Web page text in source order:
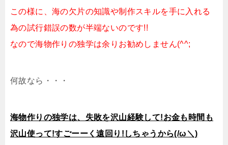
この様に、海の欠片の知識や制作スキルを手に入れる
為の試行錯誤の数が半端ないのです!!
なので海物作りの独学は余りお勧めしません(^^;
何故なら・・・
海物作りの独学は、失敗を沢山経験して!お金も時間も
沢山使って!すごーーく遠回り!しちゃうから(/ω＼)